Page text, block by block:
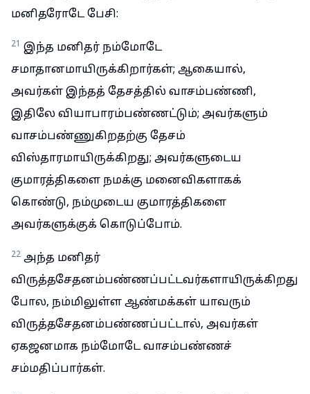
மனிதரோடே பேசி:
21 இந்த மனிதர் நம்மோடே
சமாதானமாயிருக்கிறார்கள்; ஆகையால்,
அவர்கள் இந்தத் தேசத்தில் வாசம்பண்ணி,
இதிலே வியாபாரம்பண்ணட்டும்; அவர்களும்
வாசம்பண்ணுகிறதற்கு தேசம்
விஸ்தாரமாயிருக்கிறது; அவர்களுடைய
குமாரத்திகளை நமக்கு மனைவிகளாகக்
கொண்டு, நம்முடைய குமாரத்திகளை
அவர்களுக்குக் கொடுப்போம்.
22 அந்த மனிதர்
விருத்தசேதனம்பண்ணப்பட்டவர்களாயிருக்கிறது
போல, நம்மிலுள்ள ஆண்மக்கள் யாவரும்
விருத்தசேதனம்பண்ணப்பட்டால், அவர்கள்
ஏகஜனமாக நம்மோடே வாசம்பண்ணச்
சம்மதிப்பார்கள்.